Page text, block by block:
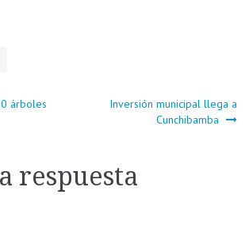
árboles
Inversión municipal llega a
Cunchibamba
respuesta